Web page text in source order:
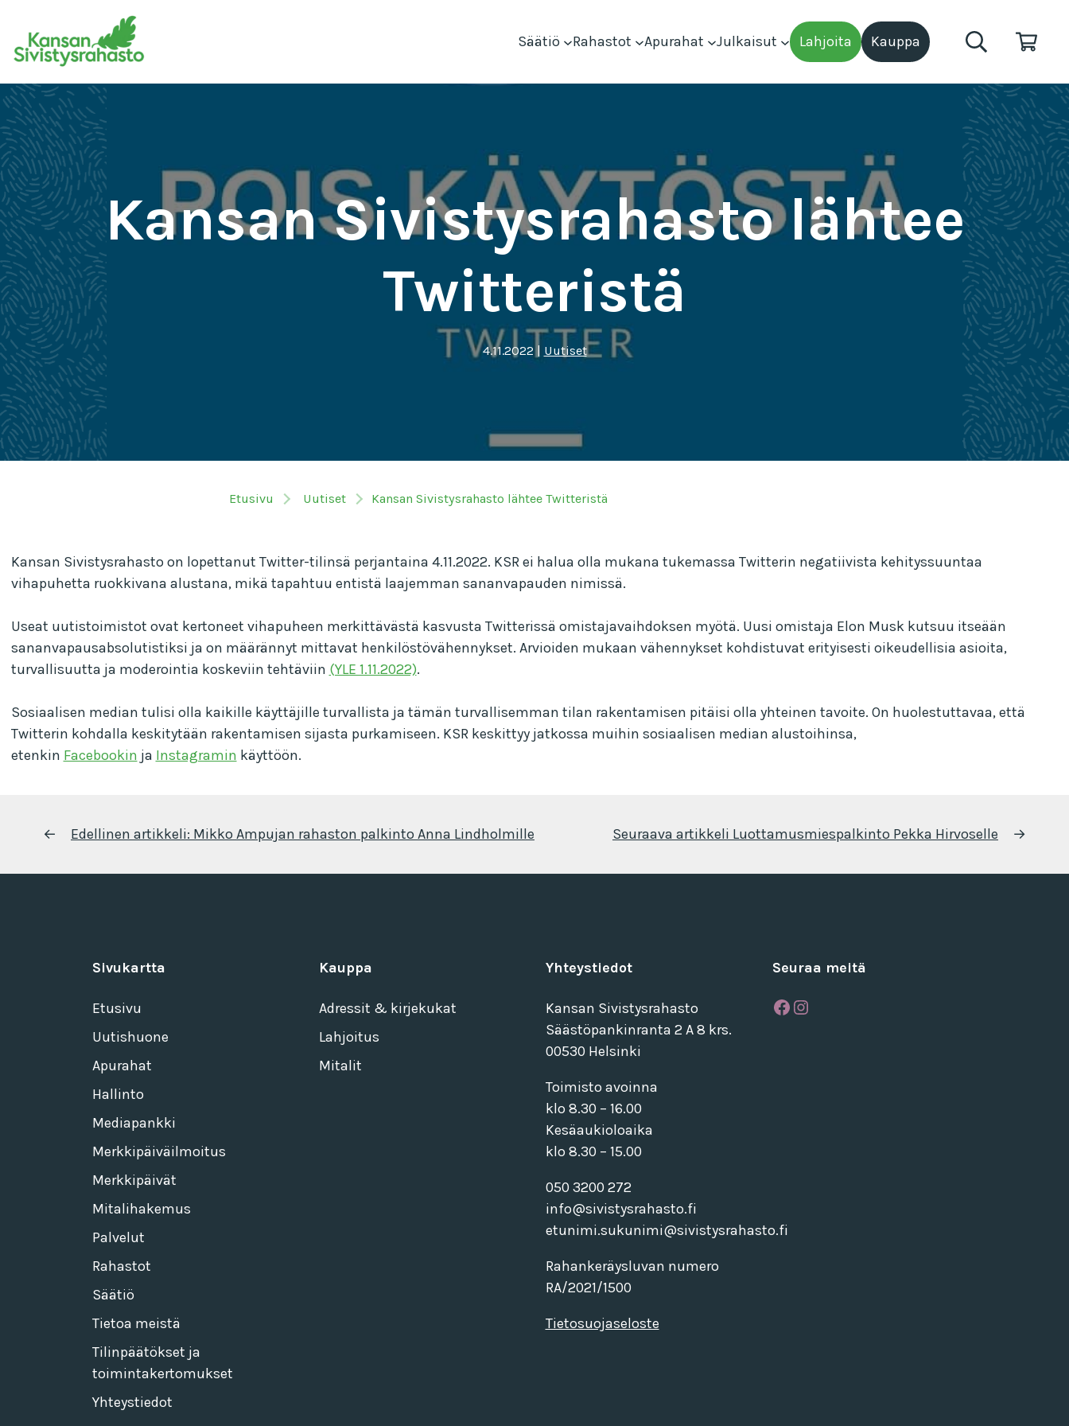
Säätiö Rahastot Apurahat Julkaisut Lahjoita Kauppa
Kansan Sivistysrahasto lähtee
Twitteristä
4.11.2022 | Uutiset
Etusivu Uutiset Kansan Sivistysrahasto lähtee Twitteristä
Kansan Sivistysrahasto on lopettanut Twitter-tilinsä perjantaina 4.11.2022. KSR ei halua olla mukana tukemassa Twitterin negatiivista kehityssuuntaa
vihapuhetta ruokkivana alustana, mikä tapahtuu entistä laajemman sananvapauden nimissä.
Useat uutistoimistot ovat kertoneet vihapuheen merkittävästä kasvusta Twitterissä omistajavaihdoksen myötä. Uusi omistaja Elon Musk kutsuu itseään
sananvapausabsolutistiksi ja on määrännyt mittavat henkilöstövähennykset. Arvioiden mukaan vähennykset kohdistuvat erityisesti oikeudellisia asioita,
turvallisuutta ja moderointia koskeviin tehtäviin (YLE 1.11.2022).
Sosiaalisen median tulisi olla kaikille käyttäjille turvallista ja tämän turvallisemman tilan rakentamisen pitäisi olla yhteinen tavoite. On huolestuttavaa, että
Twitterin kohdalla keskitytään rakentamisen sijasta purkamiseen. KSR keskittyy jatkossa muihin sosiaalisen median alustoihinsa,
etenkin Facebookin ja Instagramin käyttöön.
Artikkelien
← Edellinen artikkeli: Mikko Ampujan rahaston palkinto Anna Lindholmille →
Seuraava artikkeli Luottamusmiespalkinto Pekka Hirvoselle
Sivukartta
Etusivu
Uutishuone
Apurahat
Hallinto
Mediapankki
Merkkipäiväilmoitus
Merkkipäivät
Mitalihakemus
Palvelut
Rahastot
Säätiö
Tietoa meistä
Tilinpäätökset ja
toimintakertomukset
Yhteystiedot
Kauppa
Adressit & kirjekukat
Lahjoitus
Mitalit
Yhteystiedot
Kansan Sivistysrahasto
Säästöpankinranta 2 A 8 krs.
00530 Helsinki
Toimisto avoinna
klo 8.30 – 16.00
Kesäaukioloaika
klo 8.30 – 15.00
050 3200 272
info@sivistysrahasto.fi
etunimi.sukunimi@sivistysrahasto.fi
Rahankeräysluvan numero
RA/2021/1500
Tietosuojaseloste
Seuraa meitä
Facebook
Instagram